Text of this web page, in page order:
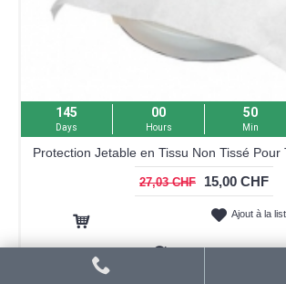
145
Days
00
Hours
50
Min
Protection Jetable en Tissu Non Tissé Pour
27,03 CHF 15,00 CHF
Ajout à la